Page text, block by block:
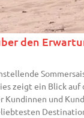
den
zeigt ein Blick
Kundinnen und